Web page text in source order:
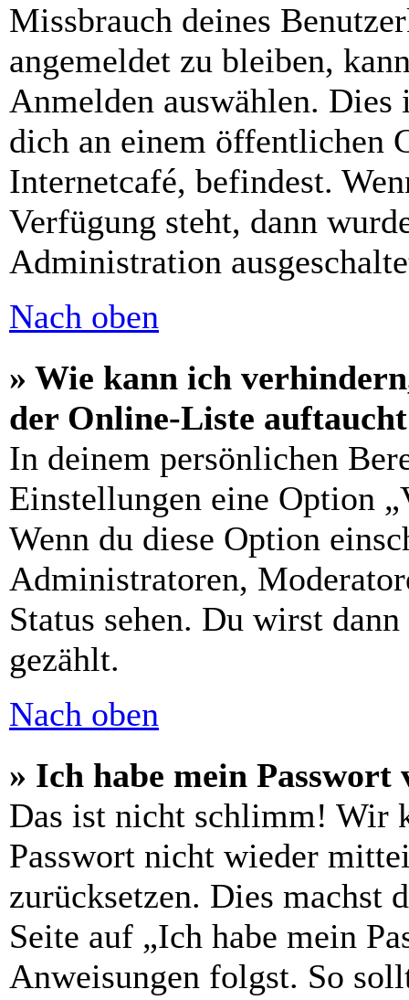
Missbrauch deines
angemeldet zu bleiben,
Anmelden auswählen.
dich an einem öffentlichen
Internetcafé, befindest.
Verfügung steht, dann
Administration
Nach oben
» Wie kann ich
der Online-Liste
In deinem persönlichen
Einstellungen eine Option
Wenn du diese Option
Administratoren,
Status sehen. Du wirst
gezählt.
Nach oben
» Ich habe mein Passwort
Das ist nicht schlimm! Wir
Passwort nicht wieder
zurücksetzen. Dies machst
Seite auf „Ich habe mein
Anweisungen folgst. So